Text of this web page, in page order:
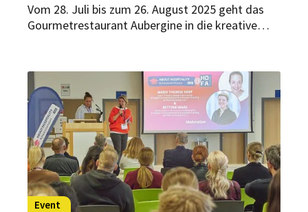
Vom 28. Juli bis zum 26. August 2025 geht das
Gourmetrestaurant Aubergine in die kreative
Restaurant des Hotels Vier Jahreszeiten
Starnberg.
Event